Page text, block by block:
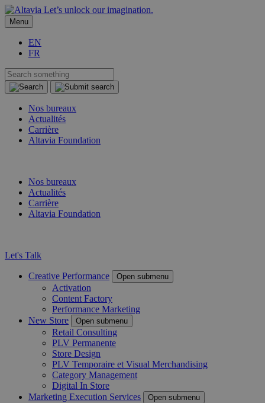
Let’s unlock our imagination.
Menu
EN
FR
Nos bureaux
Actualités
Carrière
Altavia Foundation
Nos bureaux
Actualités
Carrière
Altavia Foundation
Let's Talk
Creative Performance Open submenu
Activation
Content Factory
Performance Marketing
New Store
Open submenu
Retail Consulting
PLV Permanente
Store Design
PLV Temporaire et Visual Merchandising
Category Management
Digital In Store
Marketing Execution Services
Open submenu